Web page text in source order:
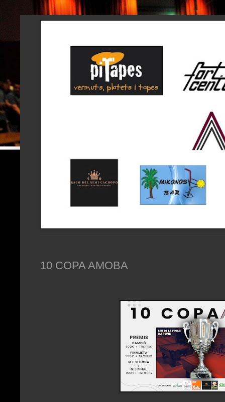
10 COPA AMOBA